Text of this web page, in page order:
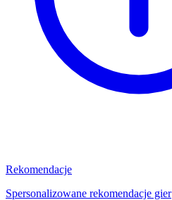
Rekomendacje
Spersonalizowane rekomendacje gier